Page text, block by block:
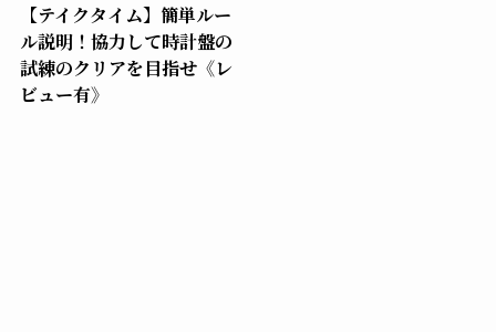
【テイクタイム】簡単ルー
ル説明！協力して時計盤の
試練のクリアを目指せ《レ
ビュー有》